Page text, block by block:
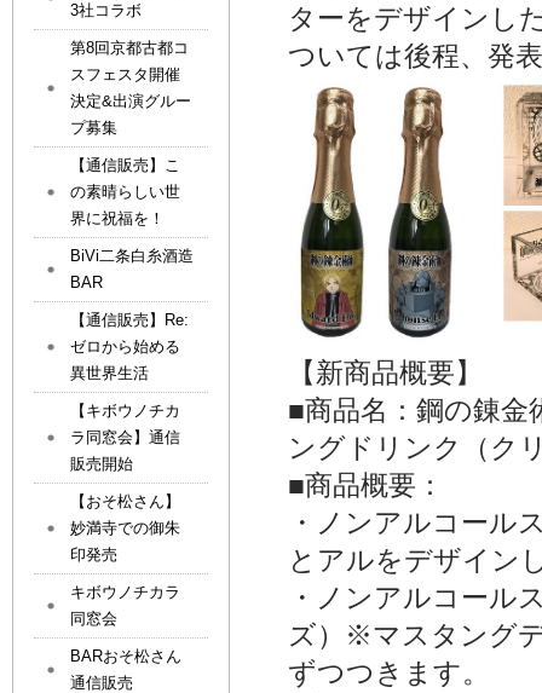
ターをデザインし
ついては後程、発
【新商品概要】
■商品名：鋼の錬
ングドリンク（ク
■商品概要：
・ノンアルコール
とアルをデザイン
・ノンアルコール
ズ）※マスタング
ずつつきます。
3社コラボ
第8回京都古都コ
スフェスタ開催
決定&出演グルー
プ募集
【通信販売】こ
の素晴らしい世
界に祝福を！
BiVi二条白糸酒造
BAR
【通信販売】Re:
ゼロから始める
異世界生活
【キボウノチカ
ラ同窓会】通信
販売開始
【おそ松さん】
妙満寺での御朱
印発売
キボウノチカラ
同窓会
BARおそ松さん
通信販売